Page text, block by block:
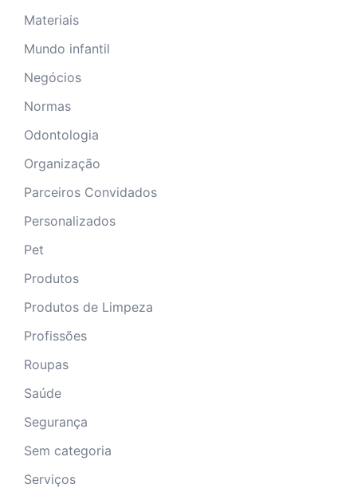
Materiais
Mundo infantil
Negócios
Normas
Odontologia
Organização
Parceiros Convidados
Personalizados
Pet
Produtos
Produtos de Limpeza
Profissões
Roupas
Saúde
Segurança
Sem categoria
Serviços